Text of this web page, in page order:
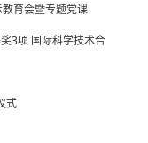
育会暨专题党课
3项 国际科学技术合
式